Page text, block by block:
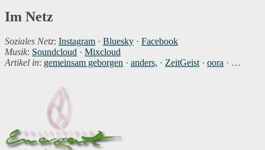
Im Netz
Soziales Netz: Instagram · Bluesky · Facebook
Musik: Soundcloud · Mixcloud
Artikel in: gemeinsam geborgen · anders, · ZeitGeist· oora · …